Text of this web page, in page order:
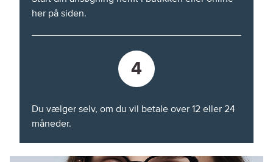
her på siden.
4
Du vælger selv, om du vil betale over 12 eller 24
måneder.